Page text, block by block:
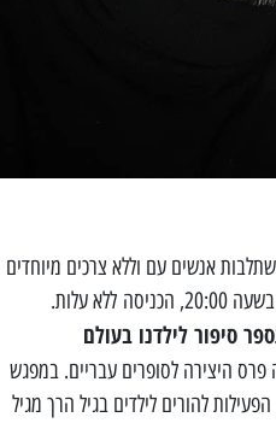
אנשים עם וללא צרכים מיוחדים
סיפור לילדנו בעולם
פרס היצירה לסופרים עבריים. במפגש
להורים לילדים בגיל הרך מגיל